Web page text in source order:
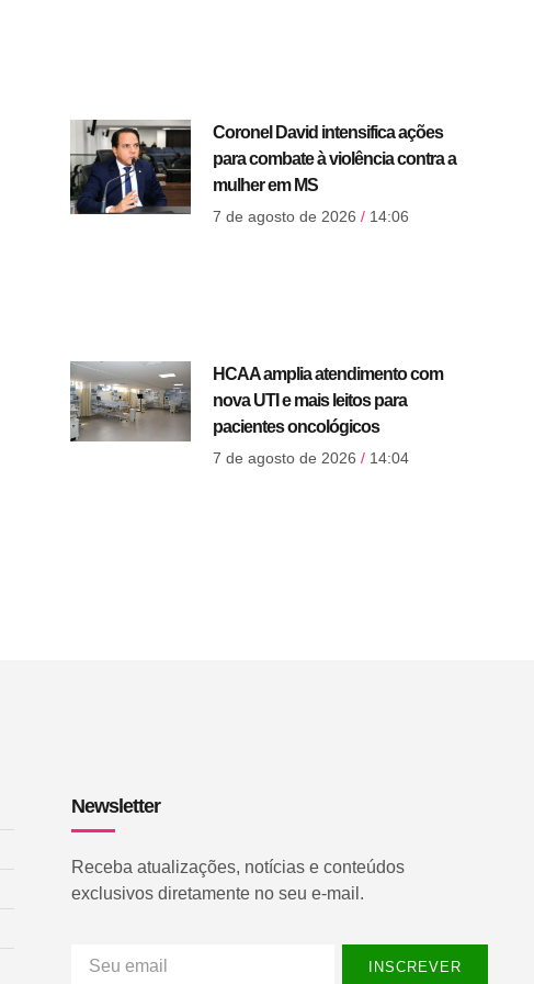
Coronel David intensifica ações
para combate à violência contra a
mulher em MS
7 de agosto de 2026 14:06
HCAA amplia atendimento com
nova UTI e mais leitos para
pacientes oncológicos
7 de agosto de 2026 14:04
Newsletter
Receba atualizações, notícias e conteúdos
exclusivos diretamente no seu e-mail.
INSCREVER